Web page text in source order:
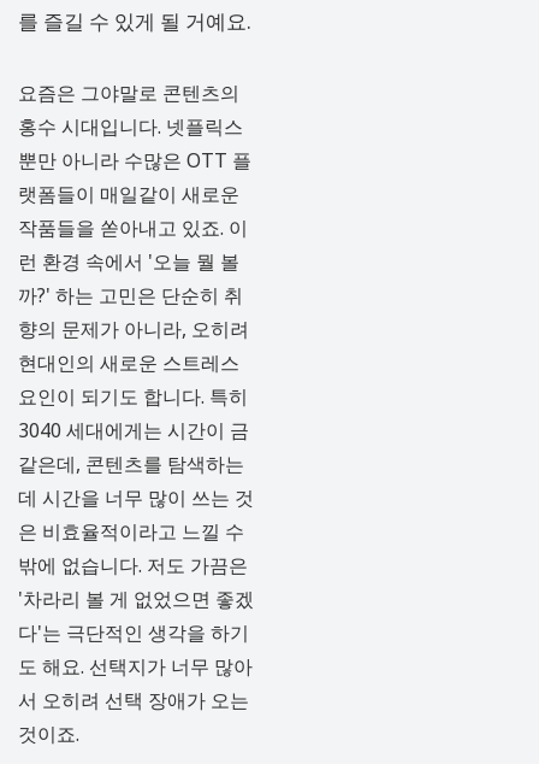
를 즐길 수 있게 될 거예요.
요즘은 그야말로 콘텐츠의
홍수 시대입니다. 넷플릭스
뿐만 아니라 수많은 OTT 플
랫폼들이 매일같이 새로운
작품들을 쏟아내고 있죠. 이
런 환경 속에서 '오늘 뭘 볼
까?' 하는 고민은 단순히 취
향의 문제가 아니라, 오히려
현대인의 새로운 스트레스
요인이 되기도 합니다. 특히
3040 세대에게는 시간이 금
같은데, 콘텐츠를 탐색하는
데 시간을 너무 많이 쓰는 것
은 비효율적이라고 느낄 수
밖에 없습니다. 저도 가끔은
'차라리 볼 게 없었으면 좋겠
다'는 극단적인 생각을 하기
도 해요. 선택지가 너무 많아
서 오히려 선택 장애가 오는
것이죠.